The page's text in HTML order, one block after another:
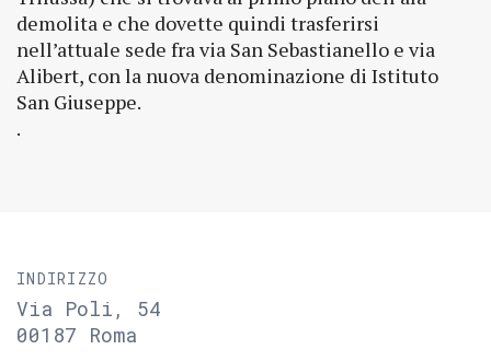
demolita e che dovette quindi trasferirsi
nell’attuale sede fra via San Sebastianello e via
Alibert, con la nuova denominazione di Istituto
San Giuseppe.
.
INDIRIZZO
Via Poli, 54
00187 Roma